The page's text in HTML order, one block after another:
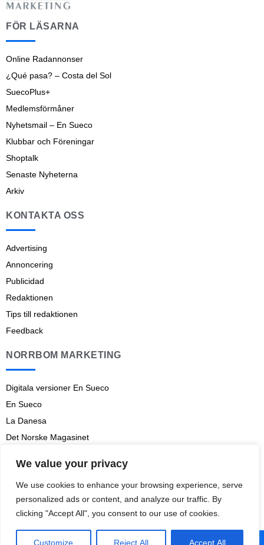
We value your privacy
We use cookies to enhance your browsing experience, serve
personalized ads or content, and analyze our traffic. By
clicking "Accept All", you consent to our use of cookies.
Customize Reject All Accept All
FÖR LÄSARNA
Online Radannonser
¿Qué pasa? – Costa del Sol
SuecoPlus+
Medlemsförmåner
Nyhetsmail – En Sueco
Klubbar och Föreningar
Shoptalk
Senaste Nyheterna
Arkiv
KONTAKTA OSS
Advertising
Annoncering
Publicidad
Redaktionen
Tips till redaktionen
Feedback
NORRBOM MARKETING
Digitala versioner En Sueco
En Sueco
La Danesa
Det Norske Magasinet
Aviso legal
Prenumerationsvillkor
© 2009- En Sueco– Norrbom Marketing.